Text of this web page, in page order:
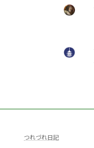
つれづれ日記